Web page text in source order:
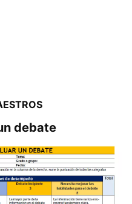
debate